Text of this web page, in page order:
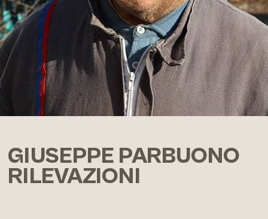
GIUSEPPE PARBUONO
RILEVAZIONI